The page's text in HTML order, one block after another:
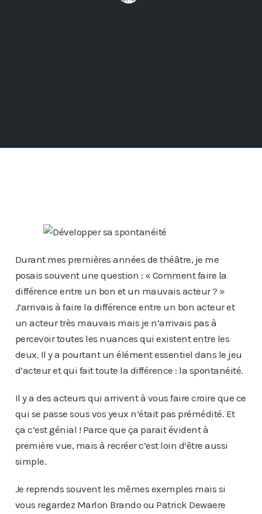
Durant mes premières années de théâtre, je me
posais souvent une question : « Comment faire la
différence entre un bon et un mauvais acteur ? »
J’arrivais à faire la différence entre un bon acteur et
un acteur très mauvais mais je n’arrivais pas à
percevoir toutes les nuances qui existent entre les
deux. Il y a pourtant un élément essentiel dans le jeu
d’acteur et qui fait toute la différence : la spontanéité.
Il y a des acteurs qui arrivent à vous faire croire que ce
qui se passe sous vos yeux n’était pas prémédité. Et
ça c’est génial ! Parce que ça parait évident à
première vue, mais à recréer c’est loin d’être aussi
simple.
Je reprends souvent les mêmes exemples mais si
vous regardez Marlon Brando ou Patrick Dewaere